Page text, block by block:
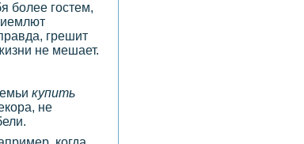
более гостем,
грешит
не мешает.
купить
не